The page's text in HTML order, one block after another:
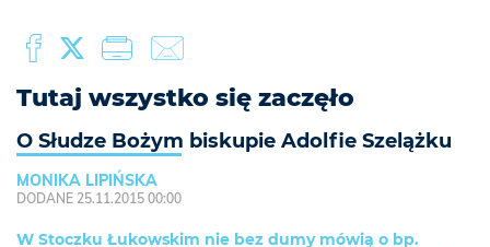
Tutaj wszystko się zaczęło
O Słudze Bożym biskupie Adolfie Szelążku
MONIKA LIPIŃSKA
DODANE 25.11.2015 00:00
W Stoczku Łukowskim nie bez dumy mówią o bp.